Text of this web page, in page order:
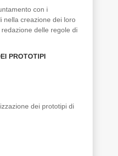
con i
nella creazione dei loro
delle regole di
PROTOTIPI
dei prototipi di